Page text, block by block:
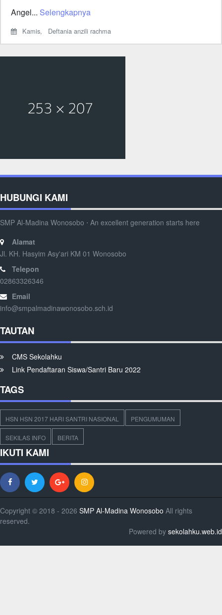
Angel... Selengkapnya
Kamis, Deftania anzili rachma
HUBUNGI KAMI
SMP Al-Madina Wonosobo ⋅ An excellent generation starts here
Alamat
Jl. KH. Hasyim Asy'ari KM 01 Wonosobo
Telepon
02863326346
Email
info@smpalmadinawonosobo.sch.id
TAUTAN
CMS Sekolahku
Link Pendaftaran Siswa/Santri Baru 2022
TAGS
HSN HSN 2017 HARI SANTRI NASIONAL PENGUMUMAN
SEKILAS INFO BERITA
IKUTI KAMI
Copyright © 2018 - 2026 SMP Al-Madina Wonosobo All rights
reserved.
Powered by sekolahku.web.id